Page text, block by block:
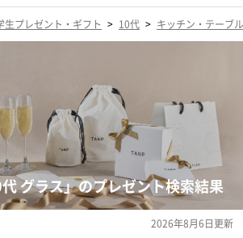
生プレゼント・ギフト > 10代 > キッチン・テーブ
グラス」のプレゼント検索結果
2026年8月6日更新